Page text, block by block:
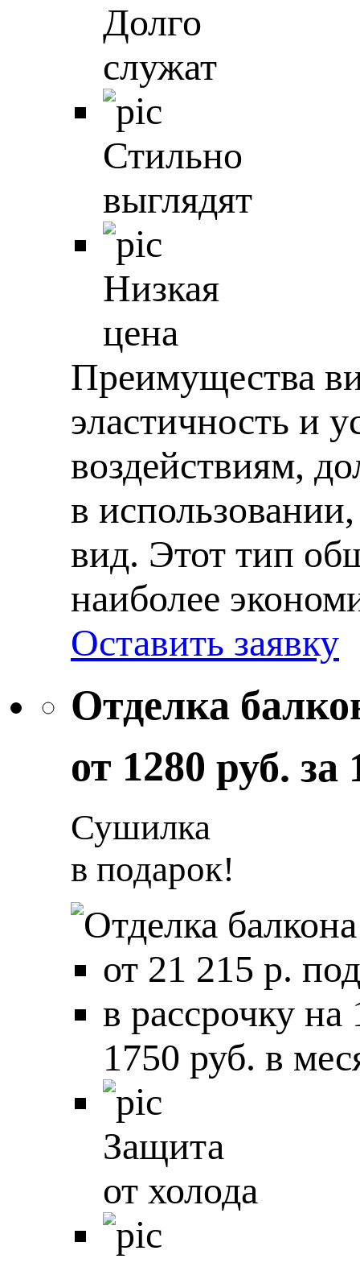
Долго
служат
Стильно
выглядят
Низкая
цена
Преимущества
эластичность и
воздействиям,
в
вид. Этот тип
наиболее
Оставить заявку
Отделка
от 1280 руб. за
Сушилка
в подарок!
от 21 215 р.
в рассрочку на
1750 руб. в
Защита
от холода